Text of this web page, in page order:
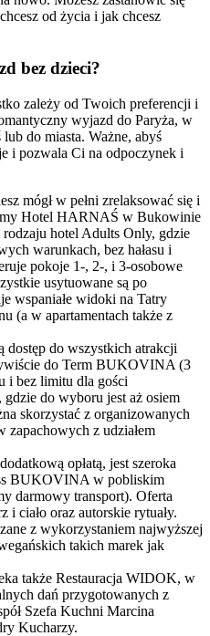
od życia i jak chcesz
bez dzieci?
zależy od Twoich preferencji i
wyjazd do Paryża, w
do miasta. Ważne, abyś
i pozwala Ci na odpoczynek i
mógł w pełni zrelaksować się i
Hotel HARNAŚ w Bukowinie
hotel Adults Only, gdzie
warunkach, bez hałasu i
pokoje 1-, 2-, i 3-osobowe
usytuowane są po
wspaniałe widoki na Tatry
(a w apartamentach także z
do wszystkich atrakcji
do Term BUKOVINA (3
i bez limitu dla gości
gdzie do wyboru jest aż osiem
skorzystać z organizowanych
zapachowych z udziałem
opłatą, jest szeroka
BUKOVINA w pobliskim
darmowy transport). Oferta
i ciało oraz autorskie rytuały.
z wykorzystaniem najwyższej
takich marek jak
także Restauracja WIDOK, w
dań przygotowanych z
Szefa Kuchni Marcina
Kucharzy.